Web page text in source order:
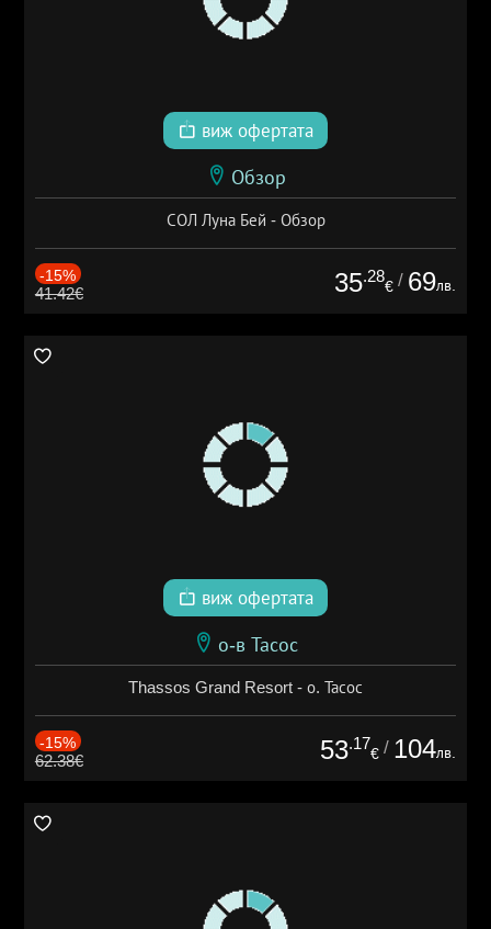
виж офертата
Обзор
СОЛ Луна Бей - Обзор
-15%
41.42€ 35.28
€ / 69лв.
виж офертата
о-в Тасос
Thassos Grand Resort - о. Тасос
-15%
62.38€ 53.17
€ / 104лв.